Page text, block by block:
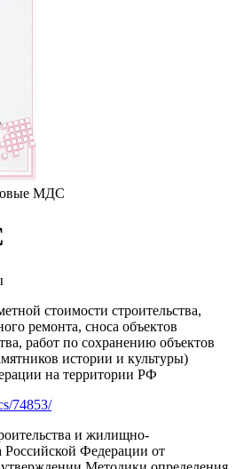
МДС
стоимости строительства,
ремонта, сноса объектов
работ по сохранению объектов
истории и культуры)
на территории РФ
74853/
и жилищно-
Российской Федерации от